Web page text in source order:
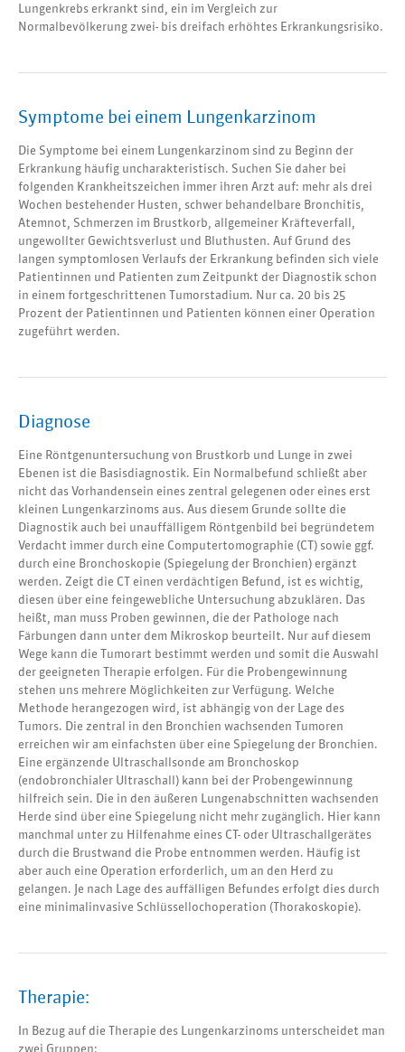
Lungenkrebs erkrankt sind, ein im Vergleich zur
Normalbevölkerung zwei- bis dreifach erhöhtes Erkrankungsrisiko.
Symptome bei einem Lungenkarzinom
Die Symptome bei einem Lungenkarzinom sind zu Beginn der
Erkrankung häufig uncharakteristisch. Suchen Sie daher bei
folgenden Krankheitszeichen immer ihren Arzt auf: mehr als drei
Wochen bestehender Husten, schwer behandelbare Bronchitis,
Atemnot, Schmerzen im Brustkorb, allgemeiner Kräfteverfall,
ungewollter Gewichtsverlust und Bluthusten. Auf Grund des
langen symptomlosen Verlaufs der Erkrankung befinden sich viele
Patientinnen und Patienten zum Zeitpunkt der Diagnostik schon
in einem fortgeschrittenen Tumorstadium. Nur ca. 20 bis 25
Prozent der Patientinnen und Patienten können einer Operation
zugeführt werden.
Diagnose
Eine Röntgenuntersuchung von Brustkorb und Lunge in zwei
Ebenen ist die Basisdiagnostik. Ein Normalbefund schließt aber
nicht das Vorhandensein eines zentral gelegenen oder eines erst
kleinen Lungenkarzinoms aus. Aus diesem Grunde sollte die
Diagnostik auch bei unauffälligem Röntgenbild bei begründetem
Verdacht immer durch eine Computertomographie (CT) sowie ggf.
durch eine Bronchoskopie (Spiegelung der Bronchien) ergänzt
werden. Zeigt die CT einen verdächtigen Befund, ist es wichtig,
diesen über eine feingewebliche Untersuchung abzuklären. Das
heißt, man muss Proben gewinnen, die der Pathologe nach
Färbungen dann unter dem Mikroskop beurteilt. Nur auf diesem
Wege kann die Tumorart bestimmt werden und somit die Auswahl
der geeigneten Therapie erfolgen. Für die Probengewinnung
stehen uns mehrere Möglichkeiten zur Verfügung. Welche
Methode herangezogen wird, ist abhängig von der Lage des
Tumors. Die zentral in den Bronchien wachsenden Tumoren
erreichen wir am einfachsten über eine Spiegelung der Bronchien.
Eine ergänzende Ultraschallsonde am Bronchoskop
(endobronchialer Ultraschall) kann bei der Probengewinnung
hilfreich sein. Die in den äußeren Lungenabschnitten wachsenden
Herde sind über eine Spiegelung nicht mehr zugänglich. Hier kann
manchmal unter zu Hilfenahme eines CT- oder Ultraschallgerätes
durch die Brustwand die Probe entnommen werden. Häufig ist
aber auch eine Operation erforderlich, um an den Herd zu
gelangen. Je nach Lage des auffälligen Befundes erfolgt dies durch
eine minimalinvasive Schlüssellochoperation (Thorakoskopie).
Therapie:
In Bezug auf die Therapie des Lungenkarzinoms unterscheidet man
zwei Gruppen: